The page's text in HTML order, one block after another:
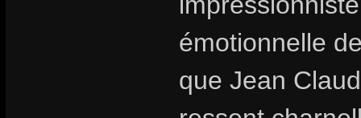
émotionnelle
que Jean